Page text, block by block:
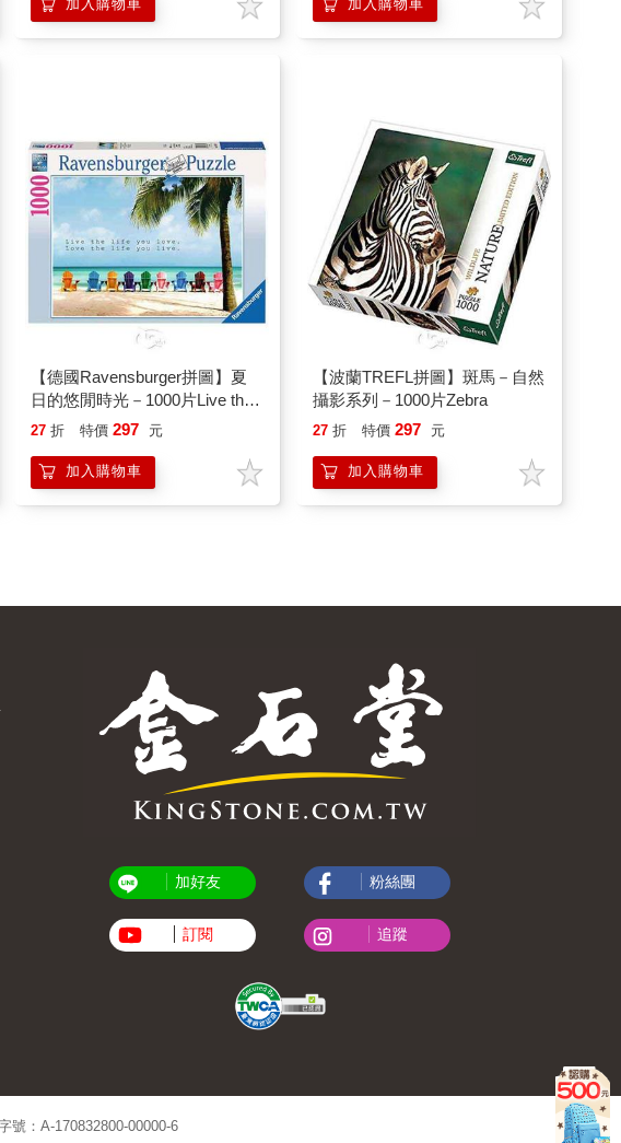
加入購物車 加入購物車
【德國Ravensburger拼圖】夏
日的悠閒時光－1000片Live the
life you love
27 折 特價 297 元
加入購物車
【波蘭TREFL拼圖】斑馬－自然
攝影系列－1000片Zebra
27 折 特價 297 元
加入購物車
加好友
訂閱
粉絲團
追蹤
號：A-170832800-00000-6